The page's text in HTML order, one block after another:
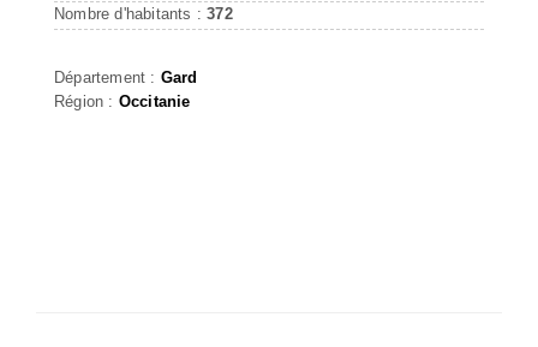
Nombre d'habitants :372
Département : Gard
Région : Occitanie